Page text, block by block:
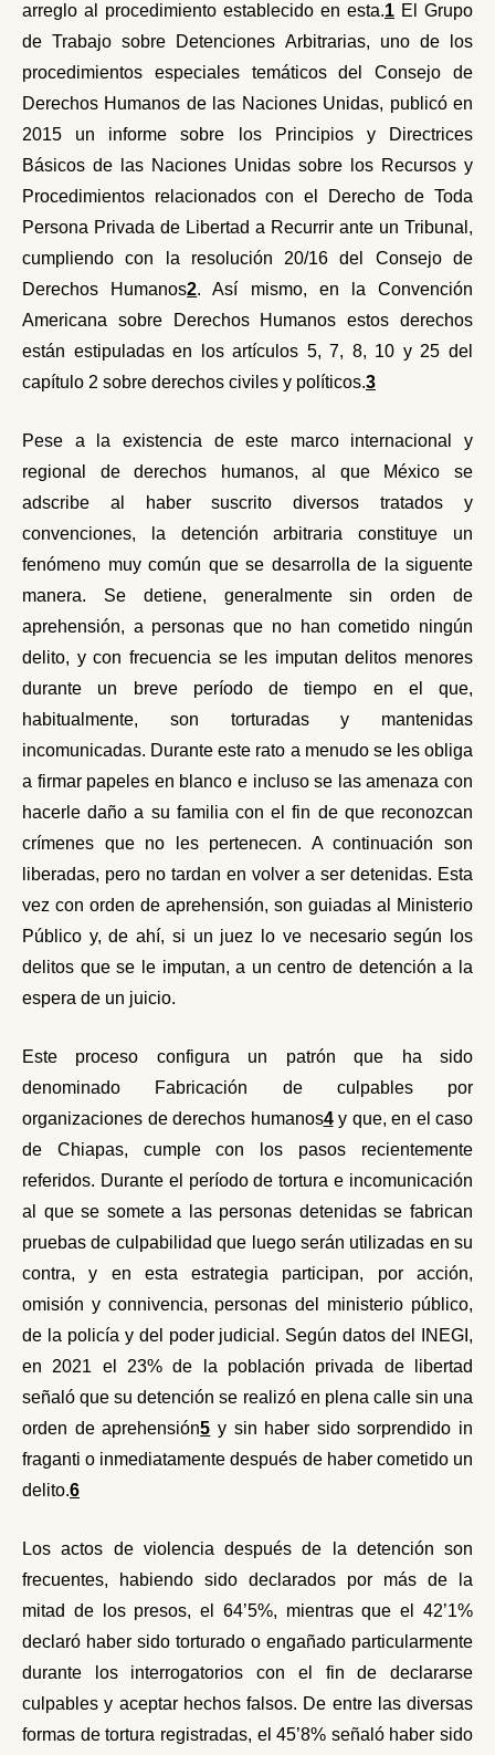
arreglo al procedimiento establecido en esta.1 El Grupo
de Trabajo sobre Detenciones Arbitrarias, uno de los
procedimientos especiales temáticos del Consejo de
Derechos Humanos de las Naciones Unidas, publicó en
2015 un informe sobre los Principios y Directrices
Básicos de las Naciones Unidas sobre los Recursos y
Procedimientos relacionados con el Derecho de Toda
Persona Privada de Libertad a Recurrir ante un Tribunal,
cumpliendo con la resolución 20/16 del Consejo de
Derechos Humanos2. Así mismo, en la Convención
Americana sobre Derechos Humanos estos derechos
están estipuladas en los artículos 5, 7, 8, 10 y 25 del
capítulo 2 sobre derechos civiles y políticos.3
Pese a la existencia de este marco internacional y
regional de derechos humanos, al que México se
adscribe al haber suscrito diversos tratados y
convenciones, la detención arbitraria constituye un
fenómeno muy común que se desarrolla de la siguente
manera. Se detiene, generalmente sin orden de
aprehensión, a personas que no han cometido ningún
delito, y con frecuencia se les imputan delitos menores
durante un breve período de tiempo en el que,
habitualmente, son torturadas y mantenidas
incomunicadas. Durante este rato a menudo se les obliga
a firmar papeles en blanco e incluso se las amenaza con
hacerle daño a su familia con el fin de que reconozcan
crímenes que no les pertenecen. A continuación son
liberadas, pero no tardan en volver a ser detenidas. Esta
vez con orden de aprehensión, son guiadas al Ministerio
Público y, de ahí, si un juez lo ve necesario según los
delitos que se le imputan, a un centro de detención a la
espera de un juicio.
Este proceso configura un patrón que ha sido
denominado Fabricación de culpablespor
organizaciones de derechos humanos4y que, en el caso
de Chiapas, cumple con los pasos recientemente
referidos. Durante el período de tortura e incomunicación
al que se somete a las personas detenidas se fabrican
pruebas de culpabilidad que luego serán utilizadas en su
contra, y en esta estrategia participan, por acción,
omisión y connivencia, personas del ministerio público,
de la policía y del poder judicial. Según datos del INEGI,
en 2021 el 23% de la población privada de libertad
señaló que su detención se realizó en plena calle sin una
orden de aprehensión5 y sin haber sido sorprendido in
fraganti o inmediatamente después de haber cometido un
delito.6
Los actos de violencia después de la detención son
frecuentes, habiendo sido declarados por más de la
mitad de los presos, el 64’5%, mientras que el 42’1%
declaró haber sido torturado o engañado particularmente
durante los interrogatorios con el fin de declararse
culpables y aceptar hechos falsos. De entre las diversas
formas de tortura registradas, el 45’8% señaló haber sido